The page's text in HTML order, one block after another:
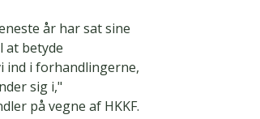
år har sat sine
at betyde
ind i forhandlingerne,
sig i,"
på vegne af HKKF.